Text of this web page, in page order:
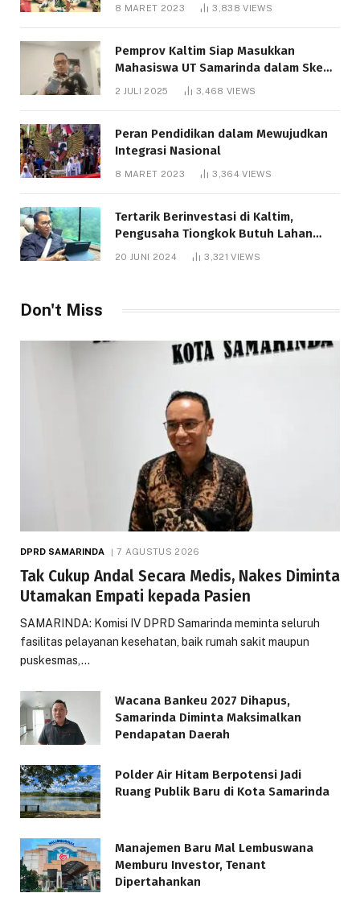
8 MARET 2023 3,838VIEWS
Pemprov Kaltim Siap Masukkan
Mahasiswa UT Samarinda dalam Skema
Bantuan Pendidikan Gratispol
2 JULI 2025 3,468 VIEWS
Peran Pendidikan dalam Mewujudkan
Integrasi Nasional
8 MARET 2023 3,364VIEWS
Tertarik Berinvestasi di Kaltim,
Pengusaha Tiongkok Butuh Lahan
1.000 Hektare
20 JUNI 2024 3,321VIEWS
Don't Miss
DPRD SAMARINDA 7 AGUSTUS 2026
Tak Cukup Andal Secara Medis, Nakes Diminta
Utamakan Empati kepada Pasien
SAMARINDA: Komisi IV DPRD Samarinda meminta seluruh
fasilitas pelayanan kesehatan, baik rumah sakit maupun
puskesmas,…
Wacana Bankeu 2027 Dihapus,
Samarinda Diminta Maksimalkan
Pendapatan Daerah
Polder Air Hitam Berpotensi Jadi
Ruang Publik Baru di Kota Samarinda
Manajemen Baru Mal Lembuswana
Memburu Investor, Tenant
Dipertahankan